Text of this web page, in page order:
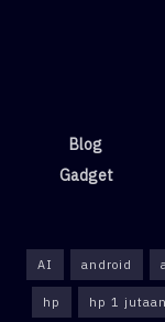
Blog
Gadget
AI android
hp hp 1 jutaan